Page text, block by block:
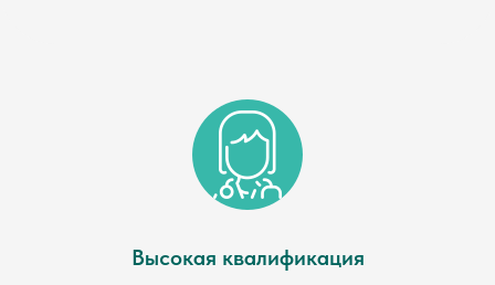
Высокая квалификация